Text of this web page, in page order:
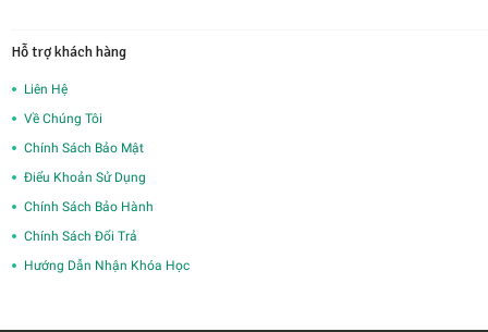
Hỗ trợ khách hàng
Liên Hệ
Về Chúng Tôi
Chính Sách Bảo Mật
Điểu Khoản Sử Dụng
Chính Sách Bảo Hành
Chính Sách Đổi Trả
Hướng Dẫn Nhận Khóa Học